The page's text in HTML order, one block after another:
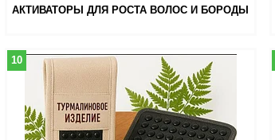
АКТИВАТОРЫ ДЛЯ РОСТА ВОЛОС И БОРОДЫ
10